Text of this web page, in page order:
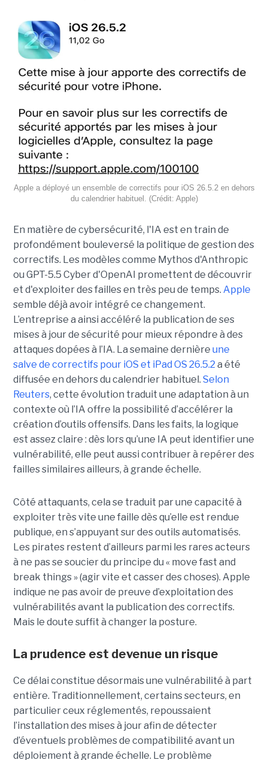
Apple a déployé un ensemble de correctifs pour iOS 26.5.2 en dehors
du calendrier habituel. (Crédit: Apple)
En matière de cybersécurité, l'IA est en train de
profondément bouleversé la politique de gestion des
correctifs. Les modèles comme Mythos d'Anthropic
ou GPT-5.5 Cyber d'OpenAI promettent de découvrir
et d'exploiter des failles en très peu de temps. Apple
semble déjà avoir intégré ce changement.
L’entreprise a ainsi accéléré la publication de ses
mises à jour de sécurité pour mieux répondre à des
attaques dopées à l’IA. La semaine dernière une
salve de correctifs pour iOS et iPad OS 26.5.2 a été
diffusée en dehors du calendrier habituel. Selon
Reuters, cette évolution traduit une adaptation à un
contexte où l’IA offre la possibilité d’accélérer la
création d’outils offensifs. Dans les faits, la logique
est assez claire : dès lors qu’une IA peut identifier une
vulnérabilité, elle peut aussi contribuer à repérer des
failles similaires ailleurs, à grande échelle.
Côté attaquants, cela se traduit par une capacité à
exploiter très vite une faille dès qu’elle est rendue
publique, en s’appuyant sur des outils automatisés.
Les pirates restent d’ailleurs parmi les rares acteurs
à ne pas se soucier du principe du « move fast and
break things » (agir vite et casser des choses). Apple
indique ne pas avoir de preuve d’exploitation des
vulnérabilités avant la publication des correctifs.
Mais le doute suffit à changer la posture.
La prudence est devenue un risque
Ce délai constitue désormais une vulnérabilité à part
entière. Traditionnellement, certains secteurs, en
particulier ceux réglementés, repoussaient
l’installation des mises à jour afin de détecter
d’éventuels problèmes de compatibilité avant un
déploiement à grande échelle. Le problème